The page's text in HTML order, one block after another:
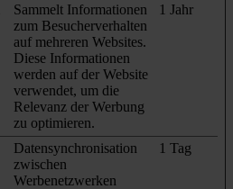
Sammelt Informationen
zum Besucherverhalten
auf mehreren Websites.
Diese Informationen
werden auf der Website
verwendet, um die
Relevanz der Werbung
zu optimieren.
1 Jahr
Datensynchronisation
zwischen
Werbenetzwerken
1 Tag